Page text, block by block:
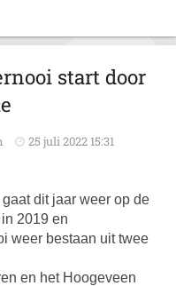
start door
25 juli 2022 15:31
dit jaar weer op de
2019 en
weer bestaan uit twee
en het Hoogeveen